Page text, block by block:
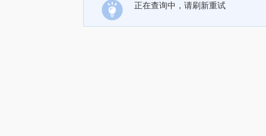
正在查询中，请刷新重试